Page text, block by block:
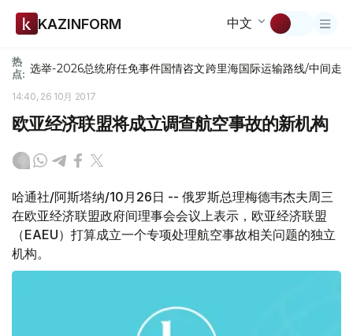
KAZINFORM 中文
热
点: 选举-2026总统府任免事件国情咨文跨里海国际运输路线/中间走廊
14:40, 26 10月 2017
欧亚经济联盟将成立调查航空事故的新机构
哈通社/阿斯塔纳/10月26日 -- 俄罗斯总理梅德韦杰夫周三
在欧亚经济联盟政府间理事会会议上表示，欧亚经济联盟
（EAEU）打算成立一个专项处理航空事故相关问题的独立
机构。